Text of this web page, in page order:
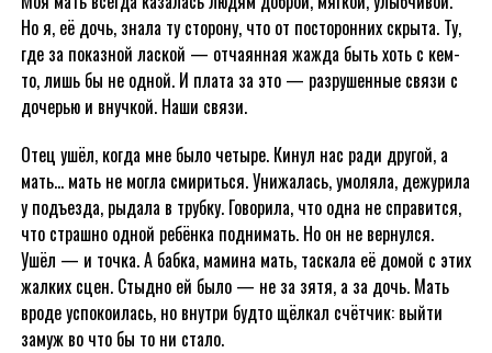
Но я, её дочь, знала ту сторону, что от посторонних скрыта. Ту,
где за показной лаской — отчаянная жажда быть хоть с кем-
то, лишь бы не одной. И плата за это — разрушенные связи с
дочерью и внучкой. Наши связи.
Отец ушёл, когда мне было четыре. Кинул нас ради другой, а
мать… мать не могла смириться. Унижалась, умоляла, дежурила
у подъезда, рыдала в трубку. Говорила, что одна не справится,
что страшно одной ребёнка поднимать. Но он не вернулся.
Ушёл — и точка. А бабка, мамина мать, таскала её домой с этих
жалких сцен. Стыдно ей было — не за зятя, а за дочь. Мать
вроде успокоилась, но внутри будто щёлкал счётчик: выйти
замуж во что бы то ни стало.